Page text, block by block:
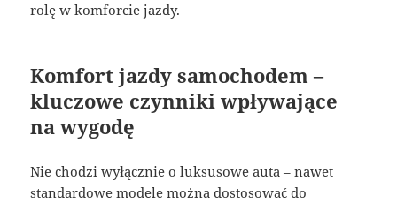
rolę w komforcie jazdy.
Komfort jazdy samochodem –
kluczowe czynniki wpływające
na wygodę
Nie chodzi wyłącznie o luksusowe auta – nawet
standardowe modele można dostosować do